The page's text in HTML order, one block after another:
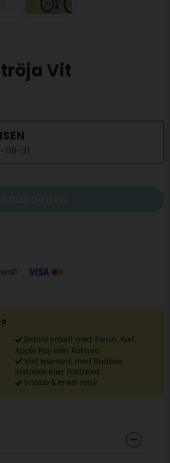
Vit
08-31
Betala enkelt med Swish, Kort,
Apple Pay eller Faktura
Välj leverans med BudBee,
Instabox eller PostNord
Snabb & enkel retur